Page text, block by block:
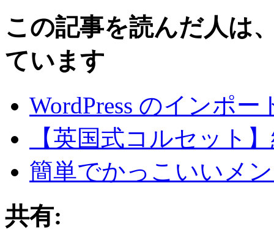
この記事を読んだ人は
ています
WordPress のインポー
【英国式コルセット
簡単でかっこいいメ
共有: